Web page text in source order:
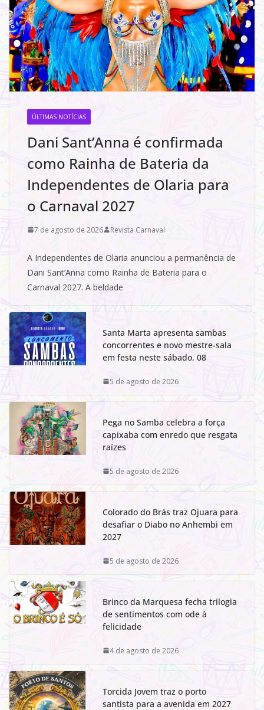
ÚLTIMAS NOTÍCIAS
Dani Sant’Anna é confirmada
como Rainha de Bateria da
Independentes de Olaria para
o Carnaval 2027
7 de agosto de 2026 Revista Carnaval
A Independentes de Olaria anunciou a permanência de
Dani Sant’Anna como Rainha de Bateria para o
Carnaval 2027. A beldade
Santa Marta apresenta sambas
concorrentes e novo mestre-sala
em festa neste sábado, 08
5 de agosto de 2026
Pega no Samba celebra a força
capixaba com enredo que resgata
raízes
5 de agosto de 2026
Colorado do Brás traz Ojuara para
desafiar o Diabo no Anhembi em
2027
5 de agosto de 2026
Brinco da Marquesa fecha trilogia
de sentimentos com ode à
felicidade
4 de agosto de 2026
Torcida Jovem traz o porto
santista para a avenida em 2027